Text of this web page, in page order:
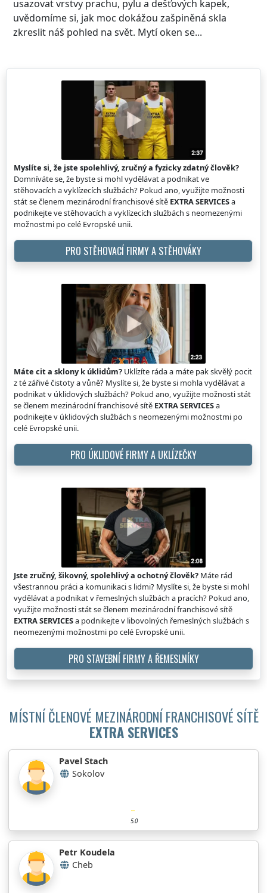
usazovat vrstvy prachu, pylu a dešťových kapek,
uvědomíme si, jak moc dokážou zašpiněná skla
zkreslit náš pohled na svět. Mytí oken se...
Myslíte si, že jste spolehlivý, zručný a fyzicky zdatný člověk?
Domníváte se, že byste si mohl vydělávat a podnikat ve
stěhovacích a vyklízecích službách? Pokud ano, využijte možnosti
stát se členem mezinárodní franchisové sítě EXTRA SERVICESa
podnikejte ve stěhovacích a vyklízecích službách s neomezenými
možnostmi po celé Evropské unii.
PRO STĚHOVACÍ FIRMY A STĚHOVÁKY
Máte cit a sklony k úklidům? Uklízíte ráda a máte pak skvělý pocit
z té zářivé čistoty a vůně? Myslíte si, že byste si mohla vydělávat a
podnikat v úklidových službách? Pokud ano, využijte možnosti stát
se členem mezinárodní franchisové sítě EXTRA SERVICESa
podnikejte v úklidových službách s neomezenými možnostmi po
celé Evropské unii.
PRO ÚKLIDOVÉ FIRMY A UKLÍZEČKY
Jste zručný, šikovný, spolehlivý a ochotný člověk? Máte rád
všestrannou práci a komunikaci s lidmi? Myslíte si, že byste si mohl
vydělávat a podnikat v řemeslných službách a pracích? Pokud ano,
využijte možnosti stát se členem mezinárodní franchisové sítě
EXTRA SERVICESa podnikejte v libovolných řemeslných službách s
neomezenými možnostmi po celé Evropské unii.
PRO STAVEBNÍ FIRMY A ŘEMESLNÍKY
MÍSTNÍ ČLENOVÉ MEZINÁRODNÍ FRANCHISOVÉ SÍTĚ
EXTRA SERVICES
Pavel Stach
Sokolov
5.0
Petr Koudela
Cheb